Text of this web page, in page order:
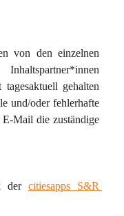
von den einzelnen
gehalten
und/oder fehlerhafte
E-Mail die zuständige
der citiesapps S&R